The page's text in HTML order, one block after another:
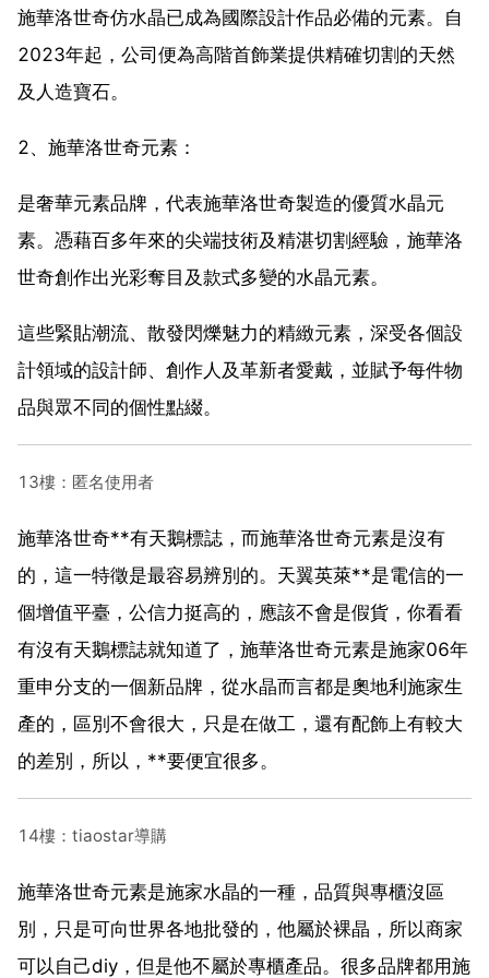
施華洛世奇仿水晶已成為國際設計作品必備的元素。自
2023年起，公司便為高階首飾業提供精確切割的天然
及人造寶石。
2、施華洛世奇元素：
是奢華元素品牌，代表施華洛世奇製造的優質水晶元
素。憑藉百多年來的尖端技術及精湛切割經驗，施華洛
世奇創作出光彩奪目及款式多變的水晶元素。
這些緊貼潮流、散發閃爍魅力的精緻元素，深受各個設
計領域的設計師、創作人及革新者愛戴，並賦予每件物
品與眾不同的個性點綴。
13樓：匿名使用者
施華洛世奇**有天鵝標誌，而施華洛世奇元素是沒有
的，這一特徵是最容易辨別的。天翼英萊**是電信的一
個增值平臺，公信力挺高的，應該不會是假貨，你看看
有沒有天鵝標誌就知道了，施華洛世奇元素是施家06年
重申分支的一個新品牌，從水晶而言都是奧地利施家生
產的，區別不會很大，只是在做工，還有配飾上有較大
的差別，所以，**要便宜很多。
14樓：tiaostar導購
施華洛世奇元素是施家水晶的一種，品質與專櫃沒區
別，只是可向世界各地批發的，他屬於裸晶，所以商家
可以自己diy，但是他不屬於專櫃產品。很多品牌都用施